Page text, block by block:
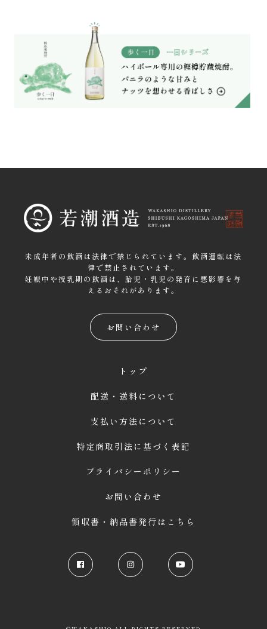
未成年者の飲酒は法律で禁じられています。飲酒運転は法
律で禁止されています。
妊娠中や授乳期の飲酒は、胎児・乳児の発育に悪影響を与
えるおそれがあります。
お問い合わせ
トップ
配送・送料について
支払い方法について
特定商取引法に基づく表記
プライバシーポリシー
お問い合わせ
領収書・納品書発行はこちら